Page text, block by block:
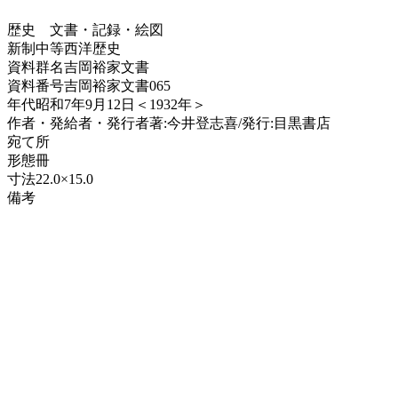
歴史
文書・記録・絵図
新制中等西洋歴史
資料群名吉岡裕家文書
資料番号吉岡裕家文書065
年代昭和7年9月12日＜1932年＞
作者・発給者・発行者著:今井登志喜/発行:目黒書店
宛て所
形態冊
寸法22.0×15.0
備考